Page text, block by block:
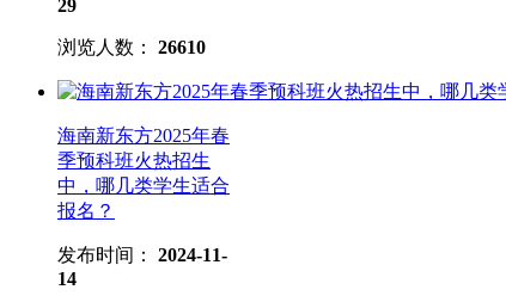
29
浏览人数： 26610
海南新东方2025年春
季预科班火热招生
中，哪几类学生适合
报名？
发布时间： 2024-11-
14